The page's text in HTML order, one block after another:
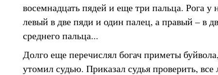
восемнадцать пядей и еще три пальца. Рога у
левый в две пяди и один палец, а правый – в
среднего пальца...
Долго еще перечислял богач приметы
утомил судью. Приказал судья проверить,